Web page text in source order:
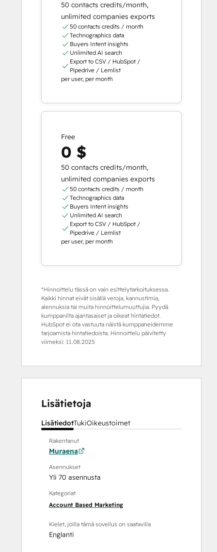
50 contacts credits/month,
unlimited companies exports
50 contacts credits / month
Technographics data
Buyers Intent insights
Unlimited AI search
Export to CSV / HubSpot /
Pipedrive / Lemlist
per user, per month
Free
0 $
50 contacts credits/month,
unlimited companies exports
50 contacts credits / month
Technographics data
Buyers Intent insights
Unlimited AI search
Export to CSV / HubSpot /
Pipedrive / Lemlist
per user, per month
*Hinnoittelu tässä on vain esittelytarkoituksessa.
Kaikki hinnat eivät sisällä veroja, kannustimia,
alennuksia tai muita hinnoittelumuuttujia. Pyydä
kumppanilta ajantasaiset ja oikeat hintatiedot.
HubSpot ei ota vastuuta näistä kumppaneidemme
tarjoamista hintatiedoista. Hinnoittelu päivitetty
viimeksi: 11.08.2025
Lisätietoja
LisätiedotTukiOikeustoimet
Rakentanut
Muraena
Asennukset
Yli 70 asennusta
Kategoriat
Account Based Marketing
Kielet, joilla tämä sovellus on saatavilla
Englanti